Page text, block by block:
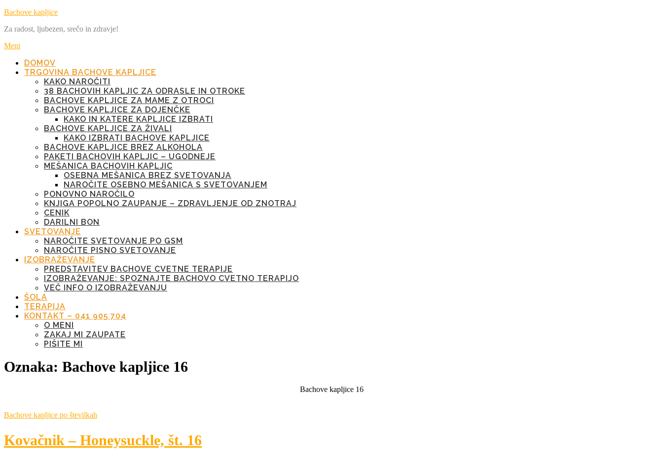
Preskoči
vsebino
Bachove kapljice
Za radost, ljubezen, srečo in zdravje!
Meni
DOMOV
TRGOVINA BACHOVE KAPLJICE
KAKO NAROČITI
38 BACHOVIH KAPLJIC ZA ODRASLE IN OTROKE
BACHOVE KAPLJICE ZA MAME Z OTROCI
BACHOVE KAPLJICE ZA DOJENČKE
KAKO IN KATERE KAPLJICE IZBRATI
BACHOVE KAPLJICE ZA ŽIVALI
KAKO IZBRATI BACHOVE KAPLJICE
BACHOVE KAPLJICE BREZ ALKOHOLA
PAKETI BACHOVIH KAPLJIC – UGODNEJE
MEŠANICA BACHOVIH KAPLJIC
OSEBNA MEŠANICA BREZ SVETOVANJA
NAROČITE OSEBNO MEŠANICA S SVETOVANJEM
PONOVNO NAROČILO
KNJIGA POPOLNO ZAUPANJE – ZDRAVLJENJE OD ZNOTRAJ
CENIK
DARILNI BON
SVETOVANJE
NAROČITE SVETOVANJE PO GSM
NAROČITE PISNO SVETOVANJE
IZOBRAŽEVANJE
PREDSTAVITEV BACHOVE CVETNE TERAPIJE
IZOBRAŽEVANJE: SPOZNAJTE BACHOVO CVETNO TERAPIJO
VEČ INFO O IZOBRAŽEVANJU
ŠOLA
TERAPIJA
KONTAKT – 041 905 704
O MENI
ZAKAJ MI ZAUPATE
PIŠITE MI
Oznaka: Bachove kapljice 16
Bachove kapljice 16
Bachove kapljice po številkah
Kovačnik – Honeysuckle, št. 16